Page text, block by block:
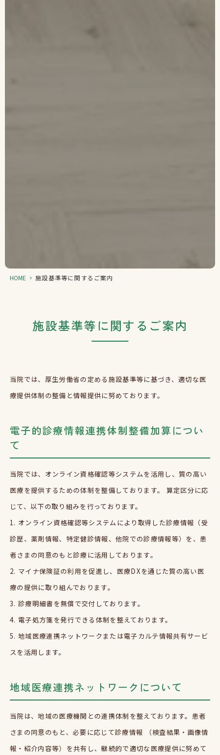
HOME > 施設基準等に関するご案内
施設基準等に関するご案内
当院では、厚生労働省の定める施設基準等に基づき、適切な医
療提供体制の整備と情報提供に努めております。
電子的診療情報連携体制整備加算につい
て
当院では、オンライン資格確認等システムを活用し、質の高い
医療を提供するための体制を整備しております。 算定区分に応
じて、以下の取り組みを行っております。
1. オンライン資格確認等システムにより取得した診療情報（受
診歴、薬剤情報、特定健診情報、他院での診療情報等）を、患
者さまの同意のもと診療に活用しております。
2. マイナ保険証の利用を促進し、医療DXを通じた質の高い医
療の提供に取り組んでおります。
3. 診療明細書を無償で交付しております。
4. 電子処方箋を発行できる体制を整えております。
5. 地域医療連携ネットワークまたは電子カルテ情報共有サービ
スを活用します。
地域医療連携ネットワークについて
当院は、地域の医療機関との連携体制を整えております。患者
さまの同意のもと、必要に応じて診療情報 （検査結果・画像情
報・紹介内容等）を共有し、継続的で適切な医療提供に努めて